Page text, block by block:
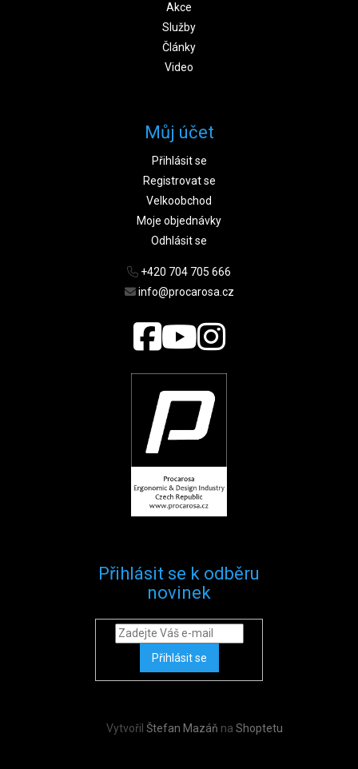
Akce
Služby
Články
Video
Můj účet
Přihlásit se
Registrovat se
Velkoobchod
Moje objednávky
Odhlásit se
+420 704 705 666
info@procarosa.cz
Přihlásit se k odběru
novinek
Přihlásit se
Vytvořil Štefan Mazáň na Shoptetu